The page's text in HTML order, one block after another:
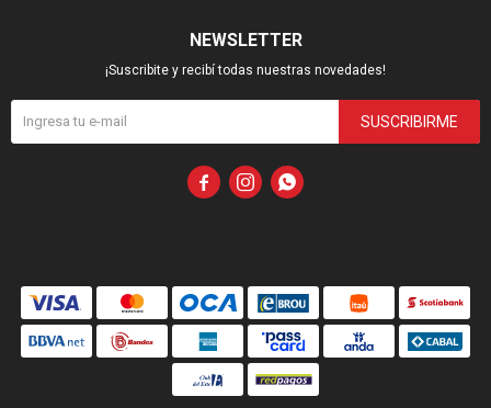
NEWSLETTER
¡Suscribite y recibí todas nuestras novedades!
SUSCRIBIRME
  